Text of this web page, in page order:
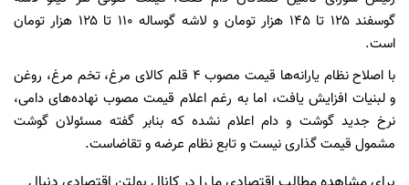
گوسفند ۱۲۵ تا ۱۴۵ هزار تومان و لاشه گوساله ۱۱۰ تا ۱۲۵ هزار تومان
است.
با اصلاح نظام یارانه‌ها قیمت مصوب ۴ قلم کالای مرغ، تخم مرغ، روغن
و لبنیات افزایش یافت، اما به رغم اعلام قیمت مصوب نهاده‌های دامی،
نرخ جدید گوشت و دام اعلام نشده که بنابر گفته مسئولان گوشت
مشمول قیمت گذاری نیست و تابع نظام عرضه و تقاضاست.